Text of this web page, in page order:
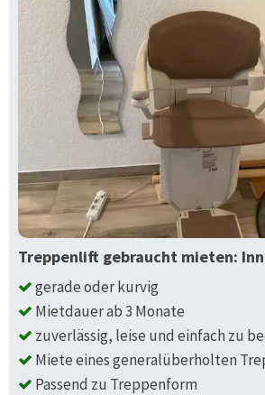
Treppenlift gebraucht mieten:
gerade oder kurvig
Mietdauer ab 3 Monate
zuverlässig, leise und einfach zu
Miete eines generalüberholten
Passend zu Treppenform